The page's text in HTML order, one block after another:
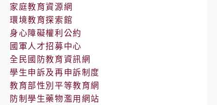
家庭教育資源網
環境教育探索館
身心障礙權利公約
國軍人才招募中心
全民國防教育資訊網
學生申訴及再申訴制度
教育部性別平等教育網
防制學生藥物濫用網站